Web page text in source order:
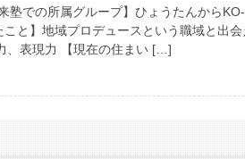
塾での所属グループ】ひょうたんからKO-
と】地域プロデュースという職域と出会
、表現力 【現在の住まい […]